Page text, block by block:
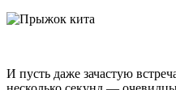
И пусть даже зачастую